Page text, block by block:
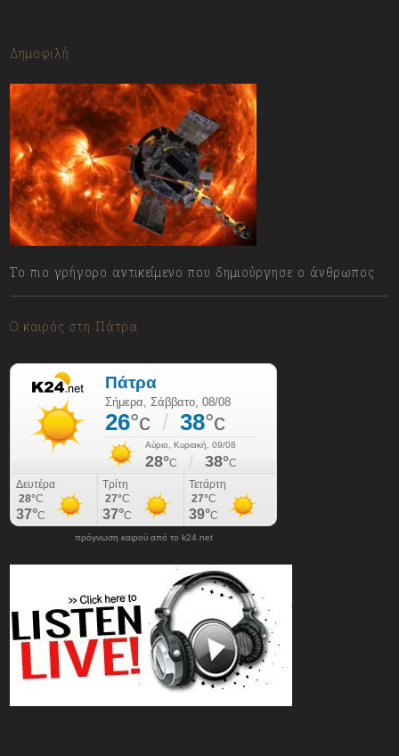
Δημοφιλή
Το πιο γρήγορο αντικείμενο που δημιούργησε ο άνθρωπος
Ο καιρός στη Πάτρα
πρόγνωση καιρού από το k24.net